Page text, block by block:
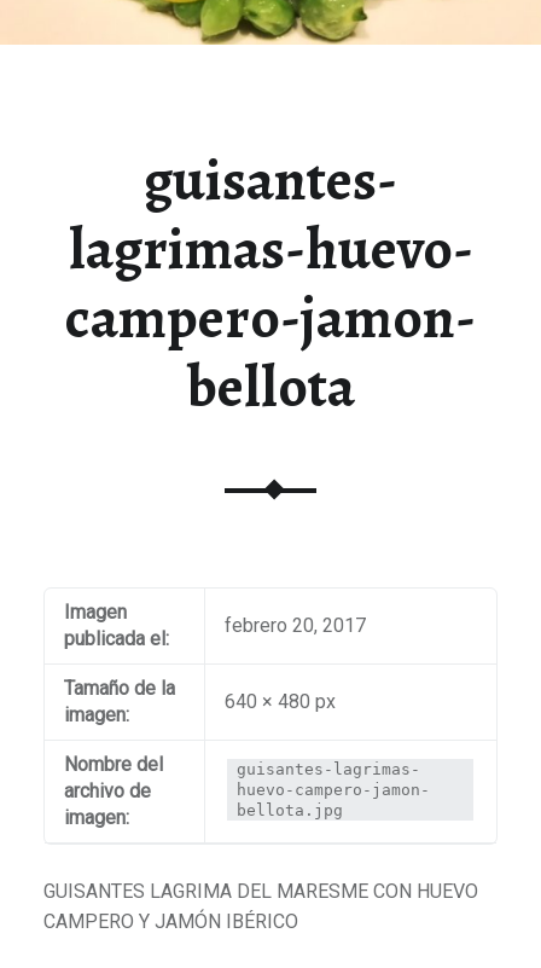
guisantes-
lagrimas-huevo-
campero-jamon-
bellota
Imagen
publicada el:
febrero 20, 2017
Tamaño de la
imagen:
640 × 480 px
Nombre del
archivo de
imagen:
guisantes-lagrimas-
huevo-campero-jamon-
bellota.jpg
GUISANTES LAGRIMA DEL MARESME CON HUEVO
CAMPERO Y JAMÓN IBÉRICO